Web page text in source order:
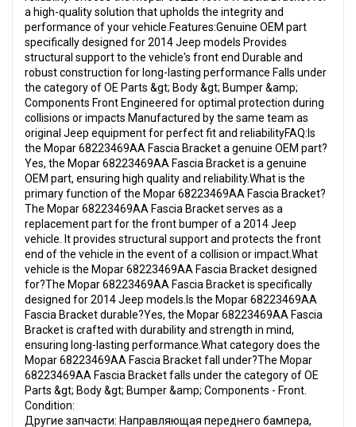
a high-quality solution that upholds the integrity and
performance of your vehicle.Features:Genuine OEM part
specifically designed for 2014 Jeep models Provides
structural support to the vehicle's front end Durable and
robust construction for long-lasting performance Falls under
the category of OE Parts &gt; Body &gt; Bumper &amp;
Components Front Engineered for optimal protection during
collisions or impacts Manufactured by the same team as
original Jeep equipment for perfect fit and reliabilityFAQ:Is
the Mopar 68223469AA Fascia Bracket a genuine OEM part?
Yes, the Mopar 68223469AA Fascia Bracket is a genuine
OEM part, ensuring high quality and reliability.What is the
primary function of the Mopar 68223469AA Fascia Bracket?
The Mopar 68223469AA Fascia Bracket serves as a
replacement part for the front bumper of a 2014 Jeep
vehicle. It provides structural support and protects the front
end of the vehicle in the event of a collision or impact.What
vehicle is the Mopar 68223469AA Fascia Bracket designed
for?The Mopar 68223469AA Fascia Bracket is specifically
designed for 2014 Jeep models.Is the Mopar 68223469AA
Fascia Bracket durable?Yes, the Mopar 68223469AA Fascia
Bracket is crafted with durability and strength in mind,
ensuring long-lasting performance.What category does the
Mopar 68223469AA Fascia Bracket fall under?The Mopar
68223469AA Fascia Bracket falls under the category of OE
Parts &gt; Body &gt; Bumper &amp; Components - Front.
Condition:
Другие запчасти: Направляющая переднего бампера,